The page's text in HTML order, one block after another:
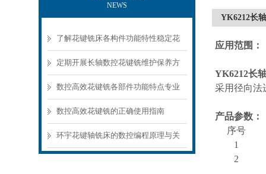
NEWS
了解花键铣床各构件功能特性稳定花
键工件加工质量
定期开展长轴数控花键铣维护保养方
法的实施至关重要
数控高效花键铣各部件功能特点专业
解析与分享
数控高效花键铣的正确使用指南
环宇花键轴铣床的数控编程原理与关
YK6212长
应用范围：
YK6212长
采用径向法
产品参数：
序号
1
2